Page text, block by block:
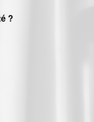
?